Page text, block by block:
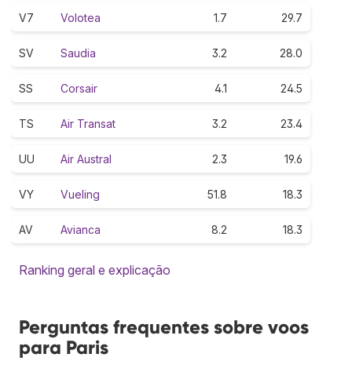
V7 Volotea 1.7 29.7
SV Saudia 3.2 28.0
SS Corsair 4.1 24.5
TS Air Transat 3.2 23.4
UU Air Austral 2.3 19.6
VY Vueling 51.8 18.3
AV Avianca 8.2 18.3
Ranking geral e explicação
Perguntas frequentes sobre voos
para Paris